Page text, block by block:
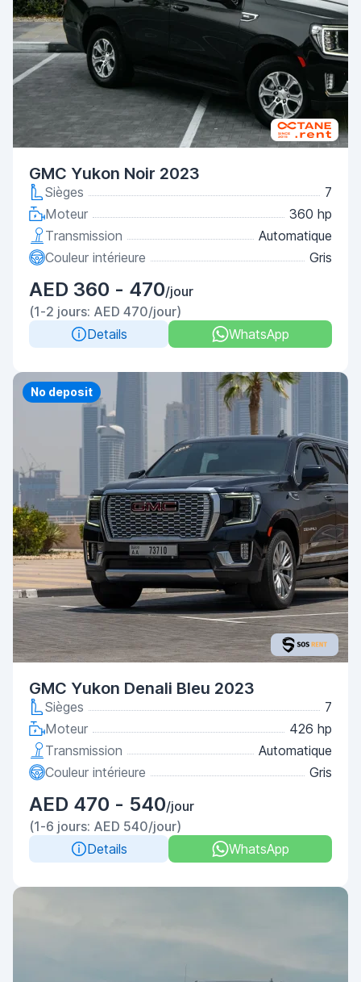
GMC Yukon Noir 2023
Sièges
7
Moteur
360 hp
Transmission
Automatique
Couleur intérieure
Gris
AED 360 - 470/jour
(1-2 jours: AED 470/jour)
Details
WhatsApp
No deposit
GMC Yukon Denali Bleu 2023
Sièges
7
Moteur
426 hp
Transmission
Automatique
Couleur intérieure
Gris
AED 470 - 540/jour
(1-6 jours: AED 540/jour)
Details
WhatsApp